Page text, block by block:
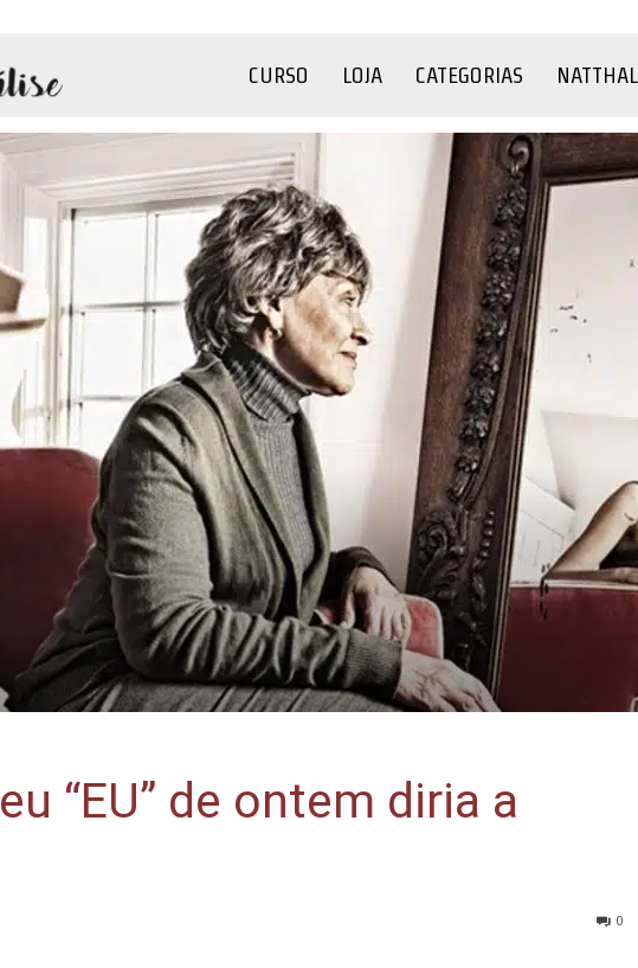
CURSO LOJA CATEGORIAS
“EU” de ontem diria a
0